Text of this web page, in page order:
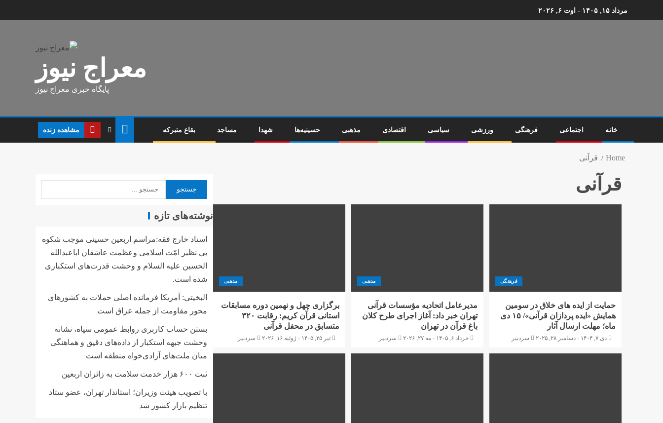
مرداد ۱۵, ۱۴۰۵ - اوت ۶, ۲۰۲۶
معراج نیوز
پایگاه خبری معراج نیوز
خانه اجتماعی فرهنگی ورزشی سیاسی اقتصادی مذهبی حسینیه‌ها شهدا مساجد بقاع متبرکه مشاهده‌ زنده
Home قرآنی
قرآنی
مذهبی
برگزاری چهل و نهمین دوره مسابقات
استانی قرآن کریم: رقابت ۳۲۰
متسابق در محفل قرآنی
تیر ۲۵, ۱۴۰۵ - ژوئیه ۱۶, ۲۰۲۶ سردبیر
مذهبی
مدیرعامل اتحادیه مؤسسات قرآنی
تهران خبر داد: آغاز اجرای طرح کلان
باغ قرآن در تهران
خرداد ۶, ۱۴۰۵ - مه ۲۷, ۲۰۲۶ سردبیر
فرهنگی
حمایت از ایده های خلاق در سومین
همایش «ایده پردازان قرآنی»/ ۱۵ دی
ماه؛ مهلت ارسال آثار
دی ۷, ۱۴۰۴ - دسامبر ۲۸, ۲۰۲۵ سردبیر
نوشته‌های تازه
استاد خارج فقه:مراسم اربعین حسینی موجب شکوه
بی نظیر امّت اسلامی وعظمت عاشقان اباعبدالله
الحسین علیه السلام و وحشت قدرت‌های استکباری
شده است.
البخیتی: آمریکا فرمانده اصلی حملات به کشورهای
محور مقاومت از جمله عراق است
بستن حساب کاربری روابط عمومی سپاه، نشانه‌
وحشت جبهه استکبار از داده‌های دقیق و هماهنگی
میان ملت‌های آزادی‌خواه منطقه است
ثبت ۶۰۰ هزار خدمت سلامت به زائران اربعین
با تصویب هیئت وزیران؛ استاندار تهران، عضو ستاد
تنظیم بازار کشور شد